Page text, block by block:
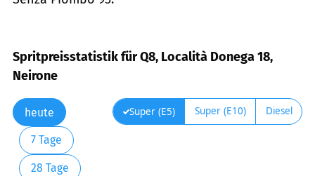
Spritpreisstatistik für Q8, Località Donega 18,
Neirone
heute
7 Tage
28 Tage
Super (E5) Super (E10) Diesel